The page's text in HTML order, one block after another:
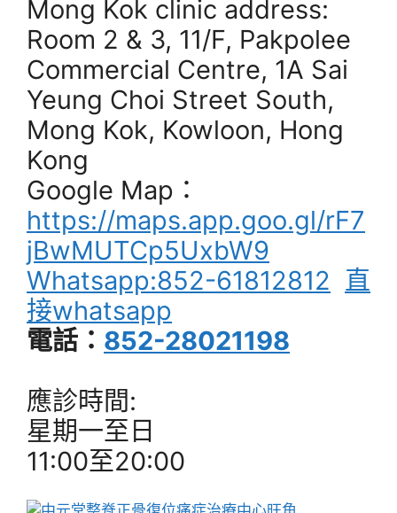
Mong Kok clinic address:
Room 2 & 3, 11/F, Pakpolee
Commercial Centre, 1A Sai
Yeung Choi Street South,
Mong Kok, Kowloon, Hong
Kong
Google Map：
https://maps.app.goo.gl/rF7
jBwMUTCp5UxbW9
Whatsapp:852-61812812 直
接whatsapp
電話： 852-28021198
應診時間:
星期一至日
11:00至20:00